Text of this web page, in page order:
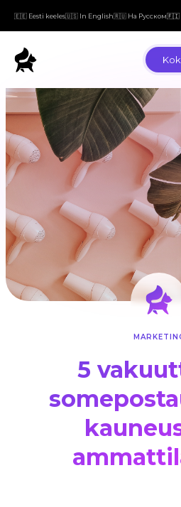
🇪🇪 Eesti keeles🇺🇸 In English🇷🇺 На Русском🇫🇮
5